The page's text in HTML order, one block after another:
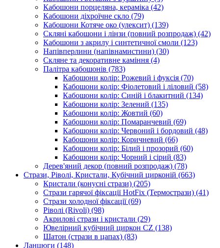
Кабошони порцеляна, кераміка (42)
Кабошони діхроїчне скло (79)
Кабошони Котяче око (улексит) (139)
Скляні кабошони і лінзи (повний розпродаж) (42)
Кабошони з акрилу і синтетичної смоли (123)
Напівперлини (напівнамистини) (30)
Скляне та декоративне каміння (4)
Палітра кабошонів (783)
Кабошони колір: Рожевий і фуксія (70)
Кабошони колір: Фіолетовий і ліловий (58)
Кабошони колір: Синій і блакитний (134)
Кабошони колір: Зелений (135)
Кабошони колір: Жовтий (60)
Кабошони колір: Помаранчевий (69)
Кабошони колір: Червоний і бордовий (48)
Кабошони колір: Коричневий (66)
Кабошони колір: Білий і прозорий (60)
Кабошони колір: Чорний і сірий (83)
Дерев'яний декор (повний розпродаж) (78)
Стрази, Ріволі, Кристали, Кубічний цирконій (663)
Кристали (конусні стрази) (205)
Стрази гарячої фіксації HotFix (Термострази) (41)
Стрази холодної фіксації(69)
Ріволі (Rivoli) (98)
Акрилові стрази і кристали (29)
Ювелірний кубічний циркон CZ (138)
Шатон (стрази в цапах) (83)
Ланцюги (148)